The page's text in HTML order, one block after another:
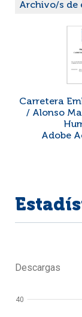
Archivo/s de
Carretera
/ Alonso
Adobe
Descargas
40